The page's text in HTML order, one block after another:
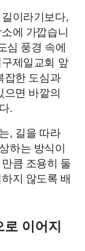
이라기보다,
에 가깝습니
심 풍경 속에
제일교회 앞
잡한 도심과
으면 바깥의
.
, 길을 따라
하는 방식이
큼 조용히 둘
지 않도록 배
이어지